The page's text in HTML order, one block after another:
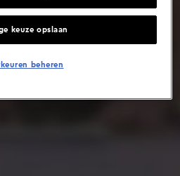
keuze opslaan
beheren